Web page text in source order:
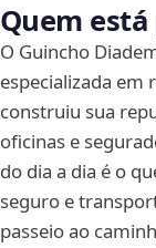
Quem
O Guincho
especializada em
construiu sua
oficinas e
do dia a dia é o
seguro e
passeio ao